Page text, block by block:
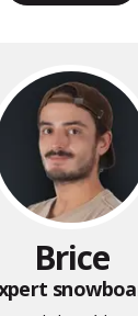
Brice